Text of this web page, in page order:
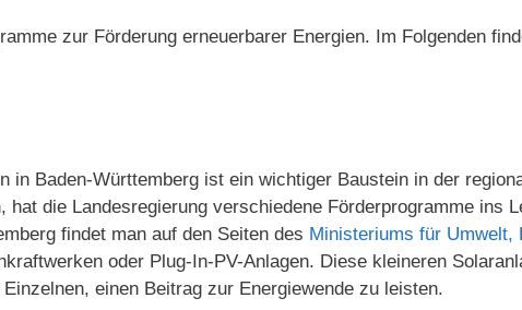
zur Förderung erneuerbarer Energien. Im Folgenden
in Baden-Württemberg ist ein wichtiger Baustein in der
die Landesregierung verschiedene Förderprogramme ins
findet man auf den Seiten des Ministeriums für Umwelt,
oder Plug-In-PV-Anlagen. Diese kleineren
einen Beitrag zur Energiewende zu leisten.